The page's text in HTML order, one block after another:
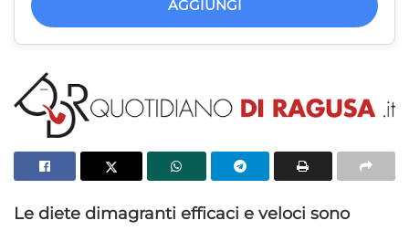
AGGIUNGI
Le diete dimagranti efficaci e veloci sono